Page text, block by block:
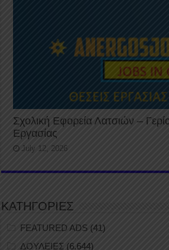
Σχολική Εφορεία Λατσιών –
Εργασίας
July 12, 2026
ΚΑΤΗΓΟΡΙΕΣ
FEATURED ADS (41)
ΔΟΥΛΕΙΕΣ (6,644)